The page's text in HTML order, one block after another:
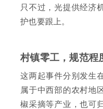
只不过，光提供经济
护也要跟上。
村镇零工，规范程
这两起事件分别发生
属于中西部的农村地
椒采摘等产业，也可